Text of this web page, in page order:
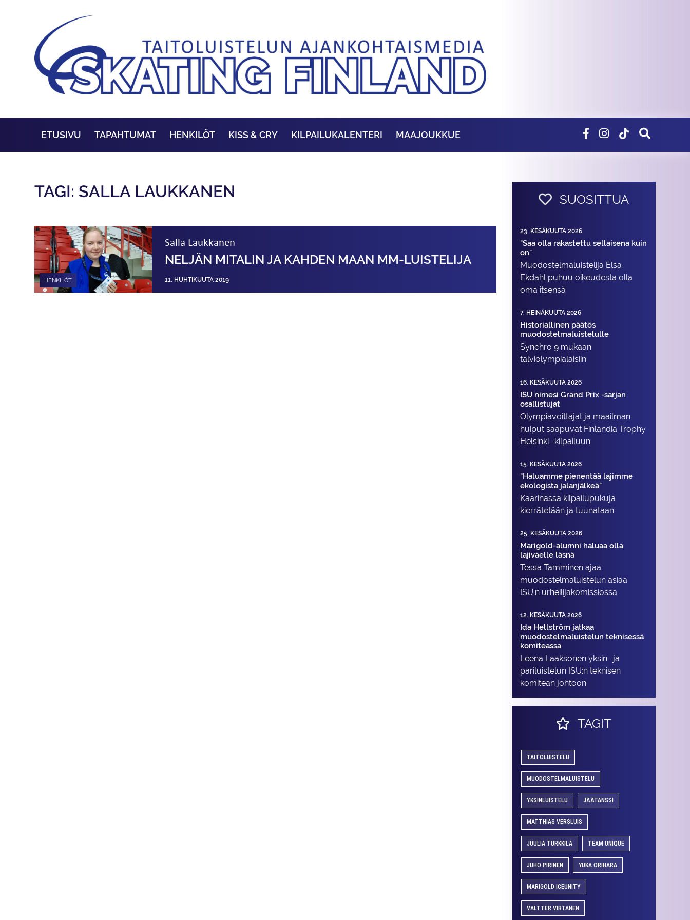
ETUSIVU TAPAHTUMAT HENKILÖT KISS & CRY KILPAILUKALENTERI MAAJOUKKUE
TAGI: SALLA LAUKKANEN
HENKILÖT
Salla Laukkanen
NELJÄN MITALIN JA KAHDEN MAAN MM-LUISTELIJA
11. HUHTIKUUTA 2019
SUOSITTUA
23. KESÄKUUTA 2026
"Saa olla rakastettu sellaisena kuin
on"
Muodostelma­luistelija Elsa
Ekdahl puhuu oikeudesta olla
oma itsensä
7. HEINÄKUUTA 2026
Historiallinen päätös
muodostelmaluistelulle
Synchro 9 mukaan
talviolympialaisiin
16. KESÄKUUTA 2026
ISU nimesi Grand Prix -sarjan
osallistujat
Olympiavoittajat ja maailman
huiput saapuvat Finlandia Trophy
Helsinki -kilpailuun
15. KESÄKUUTA 2026
"Haluamme pienentää lajimme
ekologista jalanjälkeä"
Kaarinassa kilpailupukuja
kierrätetään ja tuunataan
25. KESÄKUUTA 2026
Marigold-alumni haluaa olla
lajiväelle läsnä
Tessa Tamminen ajaa
muodostelma­luistelun asiaa
ISU:n urheilija­komissiossa
12. KESÄKUUTA 2026
Ida Hellström jatkaa
muodostelmaluistelun teknisessä
komiteassa
Leena Laaksonen yksin- ja
pariluistelun ISU:n teknisen
komitean johtoon
TAGIT
TAITOLUISTELU
MUODOSTELMALUISTELU
YKSINLUISTELU JÄÄTANSSI
MATTHIAS VERSLUIS
JUULIA TURKKILA TEAM UNIQUE
JUHO PIRINEN YUKA ORIHARA
MARIGOLD ICEUNITY
VALTTER VIRTANEN